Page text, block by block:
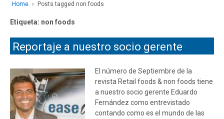
Home › Posts tagged non foods
Etiqueta: non foods
Reportaje a nuestro socio gerente
El número de Septiembre de la
revista Retail foods & non foods tiene
a nuestro socio gerente Eduardo
Fernández como entrevistado
contando como es el mundo de las